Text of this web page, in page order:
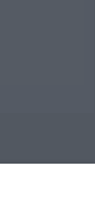
Informacyjny Miasta